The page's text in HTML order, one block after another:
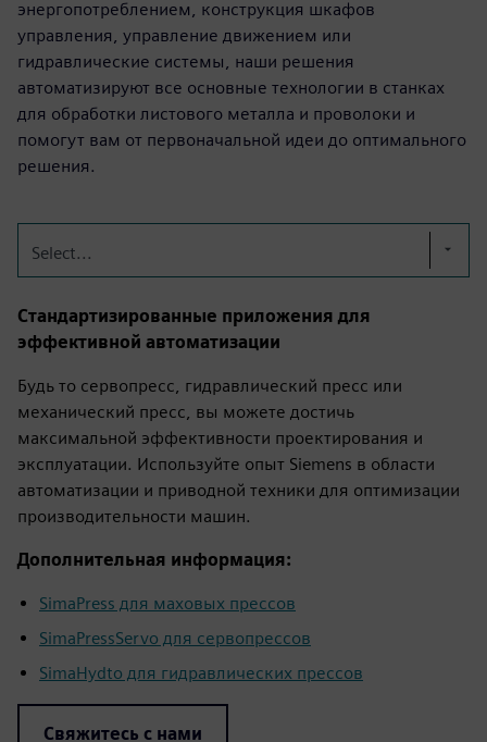
энергопотреблением, конструкция шкафов
управления, управление движением или
гидравлические системы, наши решения
автоматизируют все основные технологии в станках
для обработки листового металла и проволоки и
помогут вам от первоначальной идеи до оптимального
решения.
Select...
Стандартизированные приложения для
эффективной автоматизации
Будь то сервопресс, гидравлический пресс или
механический пресс, вы можете достичь
максимальной эффективности проектирования и
эксплуатации. Используйте опыт Siemens в области
автоматизации и приводной техники для оптимизации
производительности машин.
Дополнительная информация:
SimaPress для маховых прессов
SimaPressServo для сервопрессов
SimaHydto для гидравлических прессов
Свяжитесь с нами